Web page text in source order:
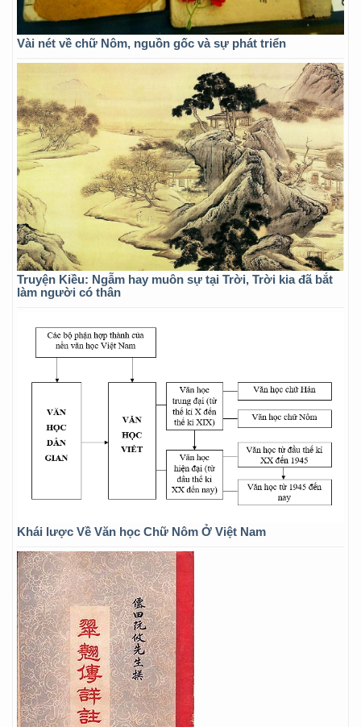
Vài nét về chữ Nôm, nguồn gốc và sự phát triển
Truyện Kiều: Ngẫm hay muôn sự tại Trời, Trời kia đã bắt
làm người có thân
Khái lược Về Văn học Chữ Nôm Ở Việt Nam